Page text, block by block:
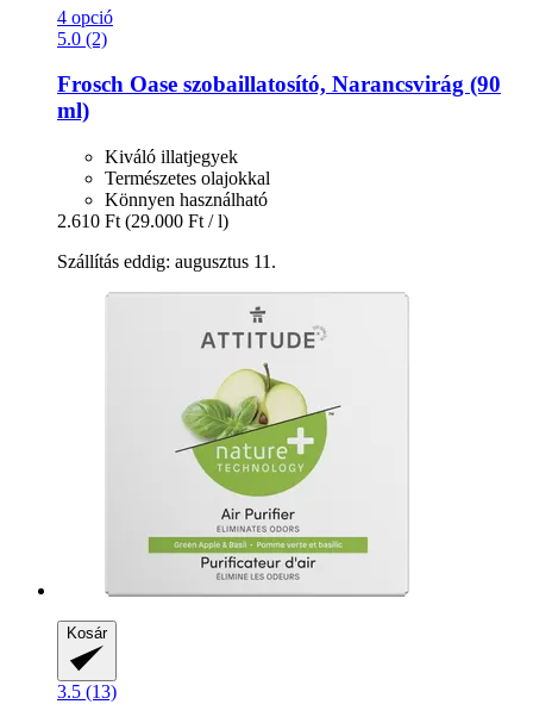
4 opció
5.0 (2)
Frosch Oase szobaillatosító, Narancsvirág (90
ml)
Kiváló illatjegyek
Természetes olajokkal
Könnyen használható
2.610 Ft (29.000 Ft / l)
Szállítás eddig: augusztus 11.
Kosár
3.5 (13)